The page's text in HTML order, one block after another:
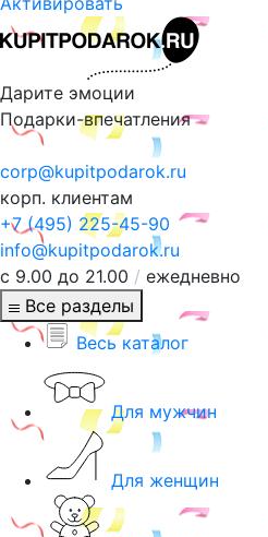
Дарите эмоции
Подарки-впечатления
corp@kupitpodarok.ru
корп. клиентам
+7 (495) 225-45-90
info@kupitpodarok.ru
с 9.00 до 21.00 / ежедневно
Все разделы
Весь каталог
Для мужчин
Для женщин